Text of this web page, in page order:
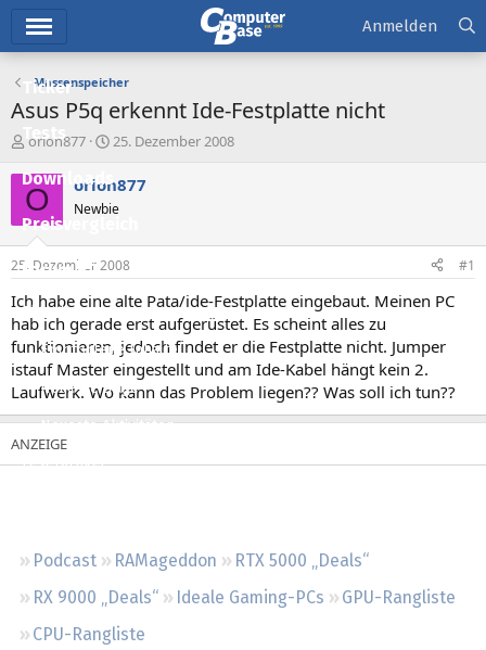
Ticker
Tests
Downloads
Preisvergleich
Forum
Aktuelles
Empfohlene Inhalte
Neue Beiträge
Neueste Aktivitäten
Leserartikel
Podcast RAMageddon
RTX 5000 „Deals“
RX 9000 „Deals“
Ideale Gaming-PCs
GPU-Rangliste
CPU-Rangliste
Anmelden
Massenspeicher
Asus P5q erkennt Ide-Festplatte nicht
E
s
t
e
e
r
orion877
E
s
e
l
t
a
25. Dezember 2008
O orion877
Newbie
25. Dezember 2008 #1
Ich habe eine alte Pata/ide-Festplatte eingebaut. Meinen PC
hab ich gerade erst aufgerüstet. Es scheint alles zu
funktionieren, jedoch findet er die Festplatte nicht. Jumper
istauf Master eingestellt und am Ide-Kabel hängt kein 2.
Laufwerk. Wo kann das Problem liegen?? Was soll ich tun??